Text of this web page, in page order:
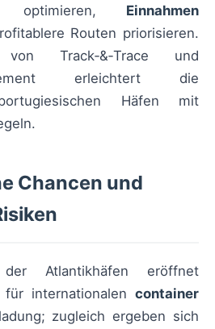
optimieren, Einnahmen
Routen priorisieren.
Track‑&‑Trace und
erleichtert die
Häfen mit
Chancen und
Atlantikhäfen eröffnet
für internationalen container
zugleich ergeben sich